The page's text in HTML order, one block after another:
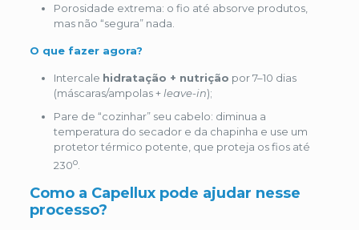
Porosidade extrema: o fio até absorve produtos,
mas não “segura” nada.
O que fazer agora?
Intercale hidratação + nutrição por 7–10 dias
(máscaras/ampolas + leave-in);
Pare de “cozinhar” seu cabelo: diminua a
temperatura do secador e da chapinha e use um
protetor térmico potente, que proteja os fios até
230o.
Como a Capellux pode ajudar nesse
processo?